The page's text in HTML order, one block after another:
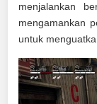
menjalankan
mengamankan
untuk